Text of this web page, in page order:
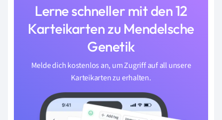
Lerne schneller mit den 12
Karteikarten zu Mendelsche
Genetik
Melde dich kostenlos an, um Zugriff auf all unsere
Karteikarten zu erhalten.